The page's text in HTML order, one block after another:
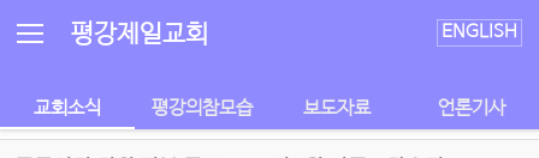
평강제일교회 ENGLISH
교회소식 평강의참모습 보도자료 언론기사